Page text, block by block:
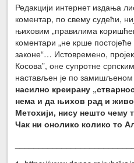
Редакцији интернет издања
коментар, по свему судећи,
њиховим „правилима
коментари „не крше
законе“… Истовремено,
Косова”, оне супротне
настављен је по
насилно креирану
нема и да њихов рад и
Метохији, нису нешто
Чак ни онолико колико то